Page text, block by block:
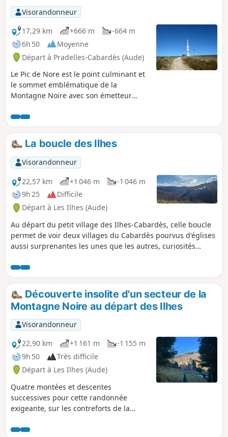
Visorandonneur
17,29 km
+666 m
-664 m
6h 50
Moyenne
Départ à Pradelles-Cabardès (Aude)
Le Pic de Nore est le point culminant et
le sommet emblématique de la
Montagne Noire avec son émetteur
la ronde. Le circuit décrit ici permet de
réaliser son ascension sans aucune
difficulté en passant par plusieurs
points de vue exceptionnels sur la
chaîne pyrénéenne. Deux menhirs en
bordure de chemin et la visite
d'anciennes glacières à Pradelles-
Cabardès complètent agréablement
cette randonnée variée en moyenne
altitude.
La boucle des Ilhes
Visorandonneur
22,57 km
+1 046 m
-1 046 m
9h 25
Difficile
Départ à Les Ilhes (Aude)
Au départ du petit village des Ilhes-Cabardès, celle boucle
permet de voir deux villages du Cabardès pourvus d'églises
aussi surprenantes les unes que les autres, curiosités
des coins de la Montagne Noire.
Découverte insolite d'un secteur de la
Montagne Noire au départ des Ilhes
Visorandonneur
22,90 km
+1 161 m
-1 155 m
9h 50
Très difficile
Départ à Les Ilhes (Aude)
Quatre montées et descentes
successives pour cette randonnée
exigeante, sur les contreforts de la
découvrir des endroits et des vues très